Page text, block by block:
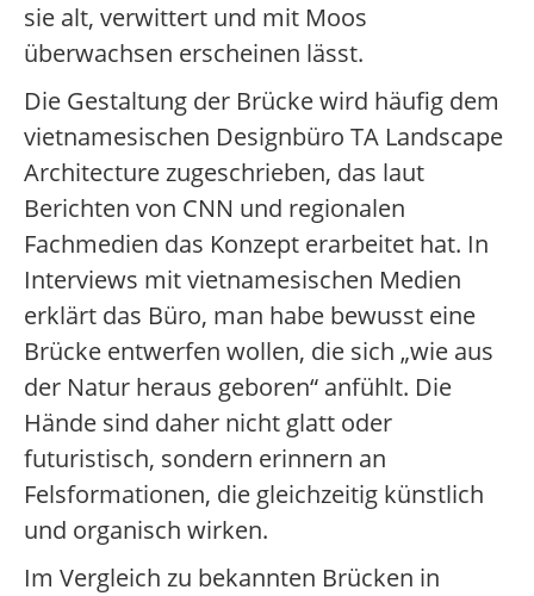
sie alt, verwittert und mit Moos
überwachsen erscheinen lässt.
Die Gestaltung der Brücke wird häufig dem
vietnamesischen Designbüro TA Landscape
Architecture zugeschrieben, das laut
Berichten von CNN und regionalen
Fachmedien das Konzept erarbeitet hat. In
Interviews mit vietnamesischen Medien
erklärt das Büro, man habe bewusst eine
Brücke entwerfen wollen, die sich „wie aus
der Natur heraus geboren“ anfühlt. Die
Hände sind daher nicht glatt oder
futuristisch, sondern erinnern an
Felsformationen, die gleichzeitig künstlich
und organisch wirken.
Im Vergleich zu bekannten Brücken in